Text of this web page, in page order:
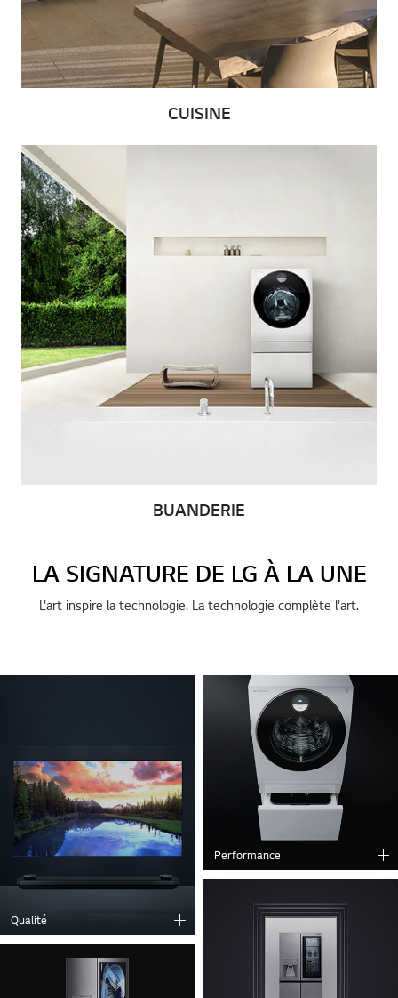
CUISINE
BUANDERIE
LA SIGNATURE DE LG À LA UNE
L'art inspire la technologie. La technologie complète l'art.
Qualité
Performance